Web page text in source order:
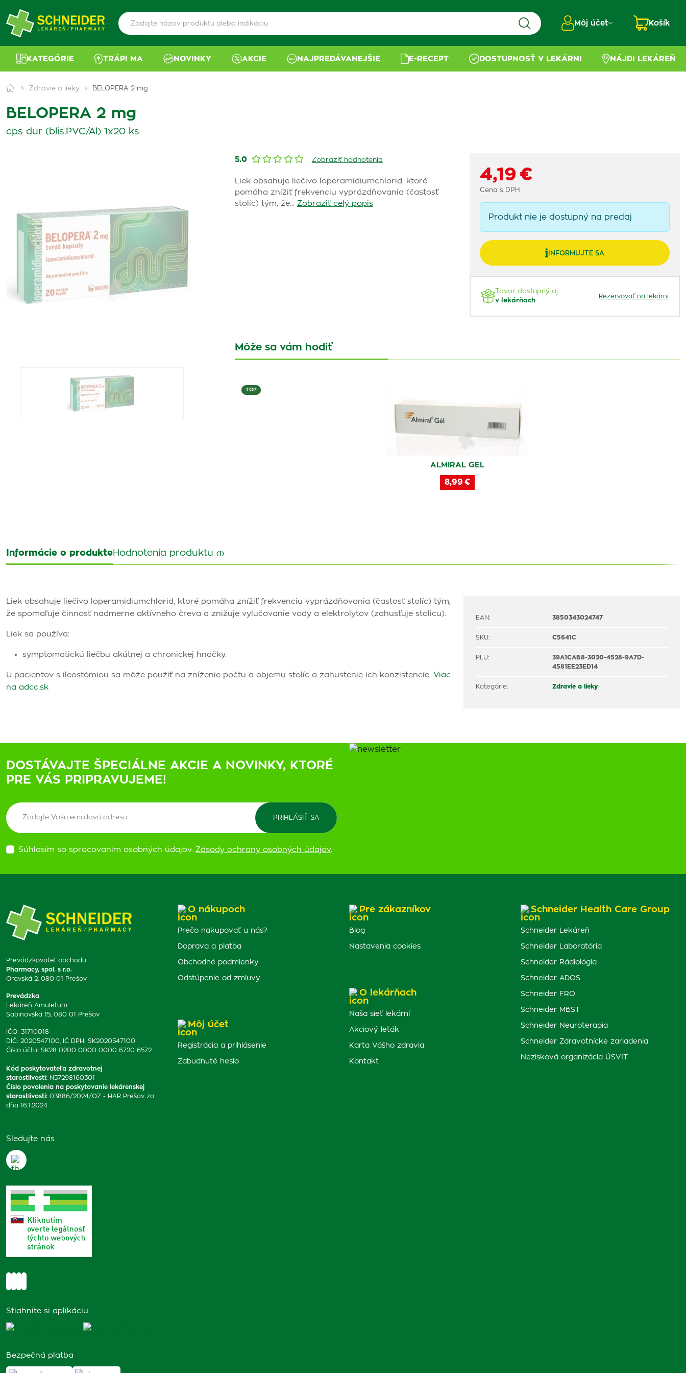
Môj účet Košík
KATEGÓRIE TRÁPI MA NOVINKY AKCIE NAJPREDÁVANEJŠIE E-RECEPT DOSTUPNOSŤ V LEKÁRNI NÁJDI LEKÁREŇ
Zdravie a lieky BELOPERA 2 mg
BELOPERA 2 mg
cps dur (blis.PVC/Al) 1x20 ks
5.0 Zobraziť hodnotenia
Liek obsahuje liečivo loperamidiumchlorid, ktoré
pomáha znížiť frekvenciu vyprázdňovania (častosť
stolíc) tým, že… Zobraziť celý popis
4,19 €
Cena s DPH
Produkt nie je dostupný na predaj
INFORMUJTE SA
Tovar dostupný aj
v lekárňach
Rezervovať na lekárni
Môže sa vám hodiť
TOP
ALMIRAL GEL
8,99 €
Informácie o produkteHodnotenia produktu (1)
Liek obsahuje liečivo loperamidiumchlorid, ktoré pomáha znížiť frekvenciu vyprázdňovania (častosť stolíc) tým,
že spomaľuje činnosť nadmerne aktívneho čreva a znižuje vylučovanie vody a elektrolytov (zahusťuje stolicu).
Liek sa používa:
symptomatickú liečbu akútnej a chronickej hnačky.
U pacientov s ileostómiou sa môže použiť na zníženie počtu a objemu stolíc a zahustenie ich konzistencie. Viac
na adcc.sk
EAN: 3850343024747
SKU: C5641C
PLU:
39A1CAB8-3020-4528-9A7D-
4581EE23ED14
Kategórie: Zdravie a lieky
DOSTÁVAJTE ŠPECIÁLNE AKCIE A NOVINKY, KTORÉ
PRE VÁS PRIPRAVUJEME!
Súhlasím so spracovaním osobných údajov. Zásady ochrany osobných údajov.
Prevádzkovateľ obchodu
Pharmacy, spol. s r.o.
Oravská 2, 080 01 Prešov
Prevádzka
Lekáreň Amuletum
Sabinovská 15, 080 01 Prešov
IČO: 31710018
DIČ: 2020547100, IČ DPH: SK2020547100
Číslo účtu: SK28 0200 0000 0000 6720 6572
Kód poskytovateľa zdravotnej
starostlivosti: N57298160301
Číslo povolenia na poskytovanie lekárenskej
starostlivosti: 03886/2024/OZ - HAR Prešov zo
dňa 16.1.2024
Sledujte nás
Stiahnite si aplikáciu
Bezpečná platba
O nákupoch
Prečo nakupovať u nás?
Doprava a platba
Obchodné podmienky
Odstúpenie od zmluvy
Môj účet
Registrácia a prihlásenie
Zabudnuté heslo
Pre zákazníkov
Blog
Nastavenia cookies
O lekárňach
Naša sieť lekární
Akciový leták
Karta Vášho zdravia
Kontakt
Schneider Health Care Group
Schneider Lekáreň
Schneider Laboratória
Schneider Rádiológia
Schneider ADOS
Schneider FRO
Schneider MBST
Schneider Neuroterapia
Schneider Zdravotnícke zariadenia
Nezisková organizácia ÚSVIT